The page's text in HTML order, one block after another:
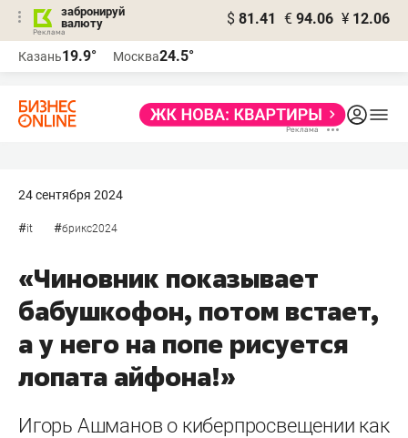
забронируй
валюту
$ 81.41 € 94.06 ¥ 12.06
Казань19.9° Москва24.5°
24 сентября 2024
#it #брикс2024
«Чиновник показывает
бабушкофон, потом встает,
а у него на попе рисуется
лопата айфона!»
Игорь Ашманов о киберпросвещении как